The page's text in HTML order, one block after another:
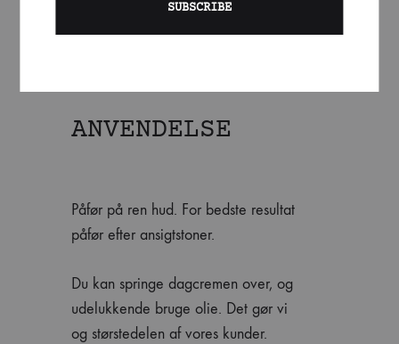
ANVENDELSE
Påfør på ren hud. For bedste resultat
påfør efter ansigtstoner.
Du kan springe dagcremen over, og
udelukkende bruge olie. Det gør vi
og størstedelen af vores kunder.